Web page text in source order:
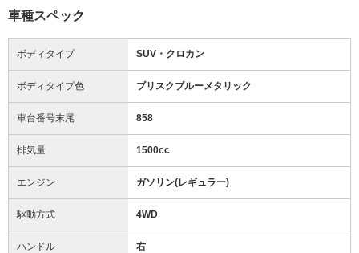
車種スペック
ボディタイプ SUV・クロカン
ボディタイプ色 ブリスクブルーメタリック
車台番号末尾 858
排気量 1500cc
エンジン ガソリン(レギュラー)
駆動方式 4WD
ハンドル 右